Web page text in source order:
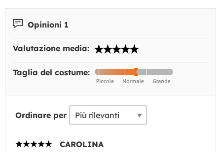
Opinioni 1
Valutazione media:
Taglia del costume:
Ordinare per
CAROLINA